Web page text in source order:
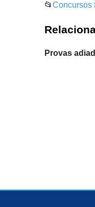
📂 Concursos
Provas